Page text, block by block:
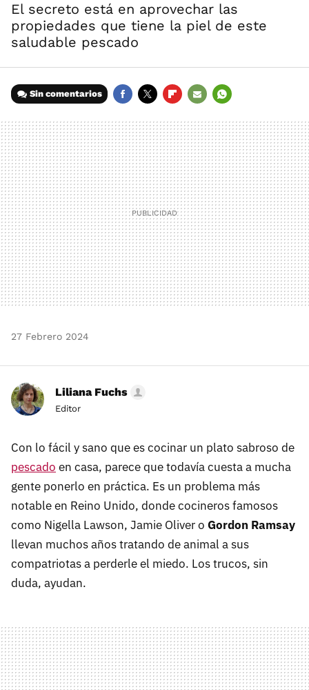
El secreto está en aprovechar las
propiedades que tiene la piel de este
saludable pescado
Sin comentarios
MAIL
27 Febrero 2024
Liliana Fuchs
Editor
Con lo fácil y sano que es cocinar un plato sabroso de
pescado en casa, parece que todavía cuesta a mucha
gente ponerlo en práctica. Es un problema más
notable en Reino Unido, donde cocineros famosos
como Nigella Lawson, Jamie Oliver o Gordon Ramsay
llevan muchos años tratando de animal a sus
compatriotas a perderle el miedo. Los trucos, sin
duda, ayudan.